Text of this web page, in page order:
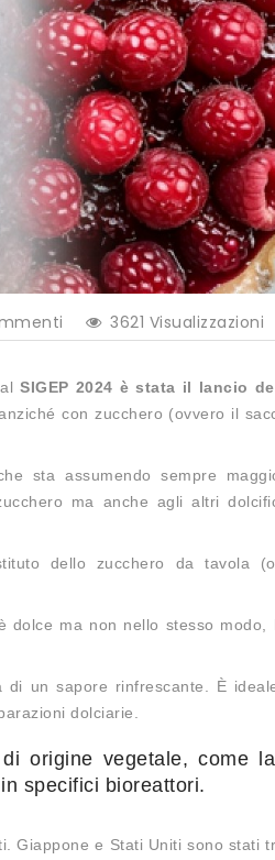
3621 Visualizzazioni
SIGEP 2024 è stata il lancio
con zucchero (ovvero il
sta assumendo sempre
ma anche agli altri
dello zucchero da tavola
ma non nello stesso
di un sapore rinfrescante. È
dolciarie.
origine vegetale, come
specifici bioreattori.
Giappone e Stati Uniti sono stati